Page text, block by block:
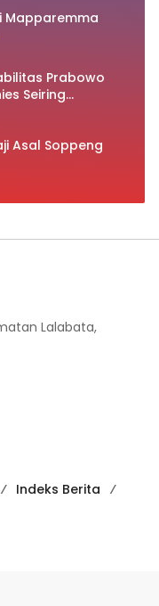
Mapparemma
Prabowo
Seiring
Naik
Asal Soppeng
Lalabata,
Indeks Berita